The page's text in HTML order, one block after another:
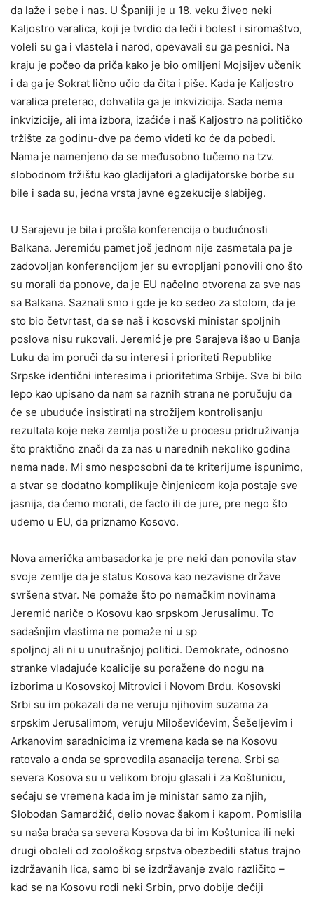
da laže i sebe i nas. U Španiji je u 18. veku živeo neki
Kaljostro varalica, koji je tvrdio da leči i bolest i siromaštvo,
voleli su ga i vlastela i narod, opevavali su ga pesnici. Na
kraju je počeo da priča kako je bio omiljeni Mojsijev učenik
i da ga je Sokrat lično učio da čita i piše. Kada je Kaljostro
varalica preterao, dohvatila ga je inkvizicija. Sada nema
inkvizicije, ali ima izbora, izaćiće i naš Kaljostro na političko
tržište za godinu-dve pa ćemo videti ko će da pobedi.
Nama je namenjeno da se međusobno tučemo na tzv.
slobodnom tržištu kao gladijatori a gladijatorske borbe su
bile i sada su, jedna vrsta javne egzekucije slabijeg.
U Sarajevu je bila i prošla konferencija o budućnosti
Balkana. Jeremiću pamet još jednom nije zasmetala pa je
zadovoljan konferencijom jer su evropljani ponovili ono što
su morali da ponove, da je EU načelno otvorena za sve nas
sa Balkana. Saznali smo i gde je ko sedeo za stolom, da je
sto bio četvrtast, da se naš i kosovski ministar spoljnih
poslova nisu rukovali. Jeremić je pre Sarajeva išao u Banja
Luku da im poruči da su interesi i prioriteti Republike
Srpske identični interesima i prioritetima Srbije. Sve bi bilo
lepo kao upisano da nam sa raznih strana ne poručuju da
će se ubuduće insistirati na strožijem kontrolisanju
rezultata koje neka zemlja postiže u procesu pridruživanja
što praktično znači da za nas u narednih nekoliko godina
nema nade. Mi smo nesposobni da te kriterijume ispunimo,
a stvar se dodatno komplikuje činjenicom koja postaje sve
jasnija, da ćemo morati, de facto ili de jure, pre nego što
uđemo u EU, da priznamo Kosovo.
Nova američka ambasadorka je pre neki dan ponovila stav
svoje zemlje da je status Kosova kao nezavisne države
svršena stvar. Ne pomaže što po nemačkim novinama
Jeremić nariče o Kosovu kao srpskom Jerusalimu. To
sadašnjim vlastima ne pomaže ni u sp
spoljnoj ali ni u unutrašnjoj politici. Demokrate, odnosno
stranke vladajuće koalicije su poražene do nogu na
izborima u Kosovskoj Mitrovici i Novom Brdu. Kosovski
Srbi su im pokazali da ne veruju njihovim suzama za
srpskim Jerusalimom, veruju Miloševićevim, Šešeljevim i
Arkanovim saradnicima iz vremena kada se na Kosovu
ratovalo a onda se sprovodila asanacija terena. Srbi sa
severa Kosova su u velikom broju glasali i za Koštunicu,
sećaju se vremena kada im je ministar samo za njih,
Slobodan Samardžić, delio novac šakom i kapom. Pomislila
su naša braća sa severa Kosova da bi im Koštunica ili neki
drugi oboleli od zoološkog srpstva obezbedili status trajno
izdržavanih lica, samo bi se izdržavanje zvalo različito –
kad se na Kosovu rodi neki Srbin, prvo dobije dečiji